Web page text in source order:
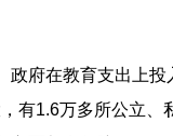
政府在教育支出上
有1.6万多所公立